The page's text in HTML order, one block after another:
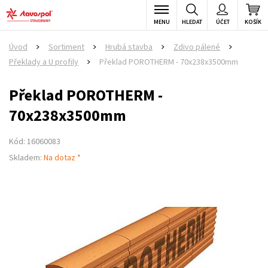
KOŠÍK
ÚČET
HLEDAT
MENU
Úvod Sortiment Hrubá stavba Zdivo pálené
Překlady a U profily
Překlad POROTHERM - 70x238x3500mm
Překlad POROTHERM -
70x238x3500mm
Kód: 16060083
Skladem: Na dotaz *